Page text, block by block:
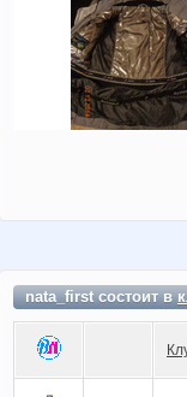
nata_first состоит в